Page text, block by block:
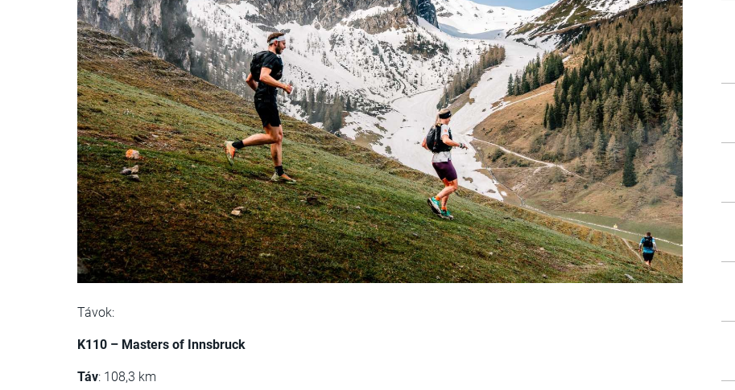
Távok:
K110 – Masters of Innsbruck
Táv: 108,3 km​